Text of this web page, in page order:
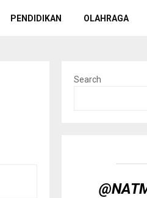
PENDIDIKAN OLAHRAGA
Search